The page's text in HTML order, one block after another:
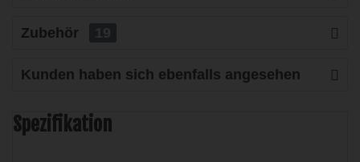
Zubehör 19
Kunden haben sich ebenfalls angesehen
Spezifikation